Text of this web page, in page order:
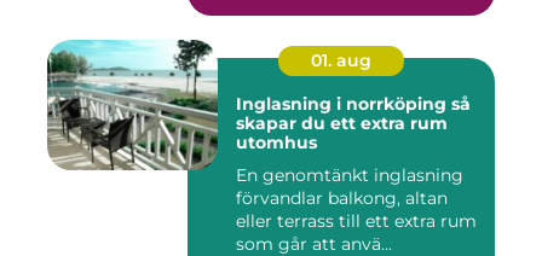
01. aug
Inglasning i norrköping så
skapar du ett extra rum
utomhus
En genomtänkt inglasning
förvandlar balkong, altan
eller terrass till ett extra rum
som går att anvä...